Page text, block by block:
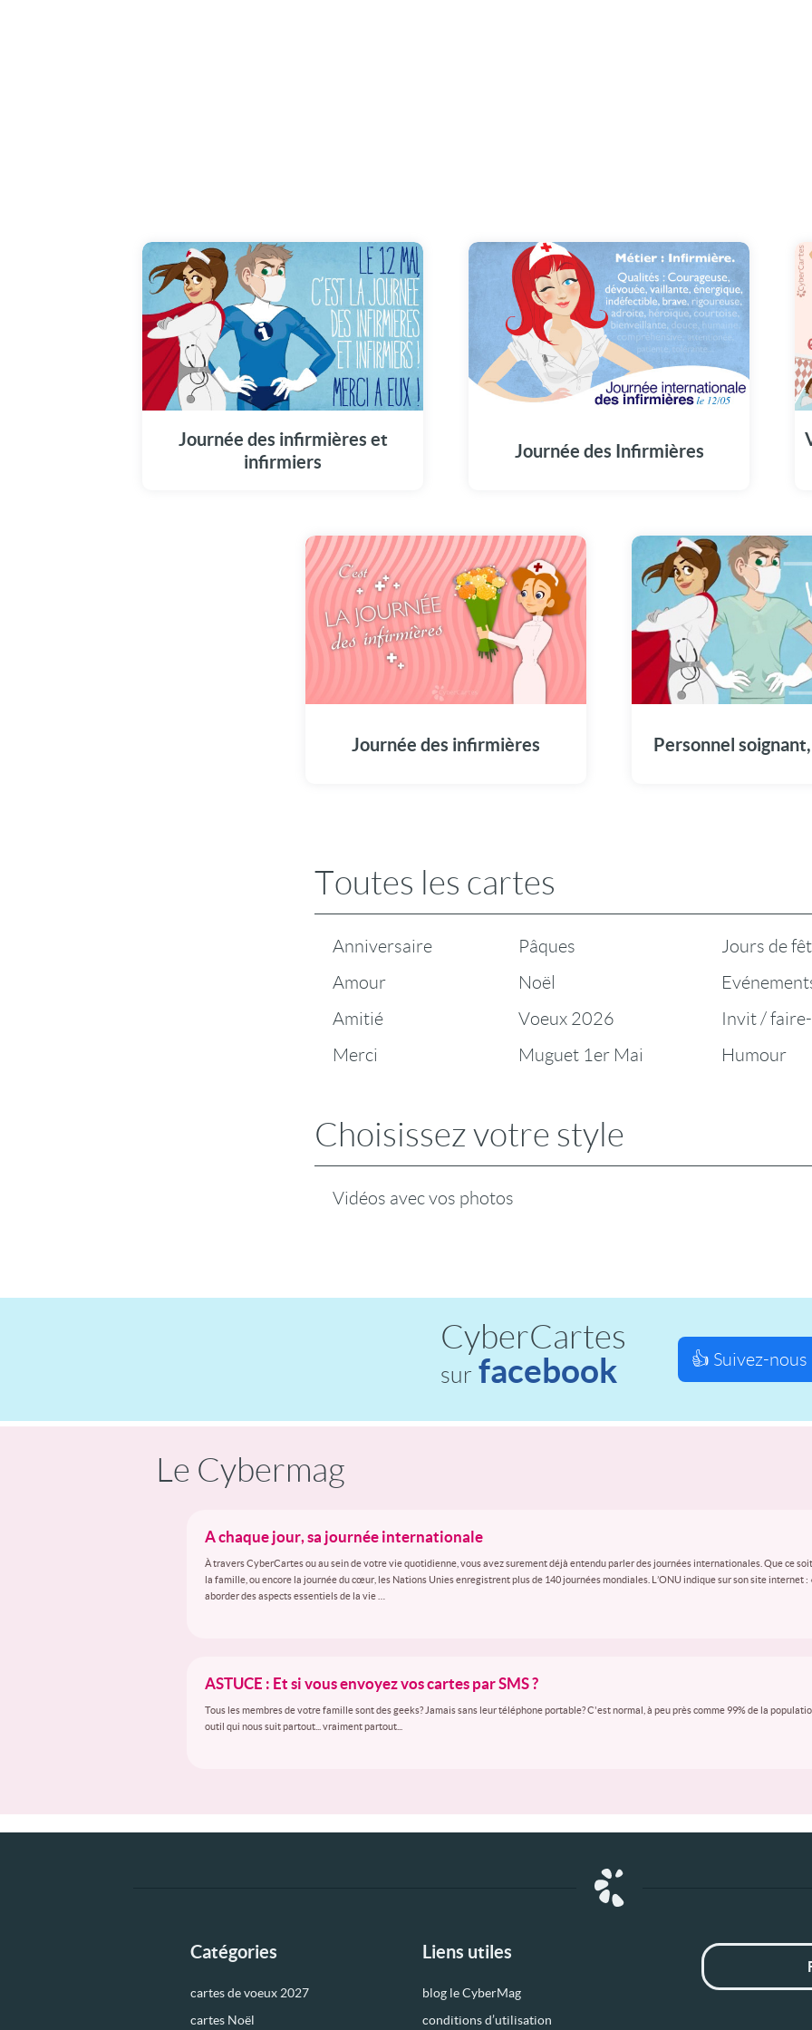
Journée des infirmières et
infirmiers
Journée des Infirmières
Journée des infirmières Personnel
Une animation hommage
Toutes les cartes
Anniversaire
Amour
Amitié
Merci
Pâques
Noël
Voeux 2026
Muguet 1er Mai
Jours de
Invit /
Humour
Choisissez votre style
Vidéos avec vos photos
CyberCartes
sur facebook 👍 Suivez-nous
Le Cybermag
A chaque jour, sa journée internationale
À travers CyberCartes ou au sein de votre vie quotidienne, vous avez surement déjà entendu parler des journées internationales. Que ce
la famille, ou encore la journée du cœur, les Nations Unies enregistrent plus de 140 journées mondiales. L’ONU indique sur son site internet
aborder des aspects essentiels de la vie …
ASTUCE : Et si vous envoyez vos cartes par SMS ?
Tous les membres de votre famille sont des geeks? Jamais sans leur téléphone portable? C'est normal, à peu près comme 99% de la
outil qui nous suit partout... vraiment partout...
Catégories
cartes de voeux 2027
cartes Noël
Liens utiles
blog le CyberMag
conditions d’utilisation